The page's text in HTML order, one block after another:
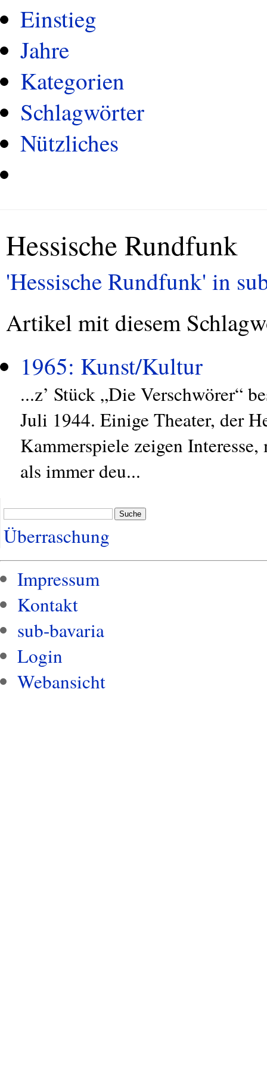
Einstieg
Jahre
Kategorien
Schlagwörter
Nützliches
Hessische Rundfunk
'Hessische Rundfunk' in
Artikel mit diesem
1965: Kunst/Kultur
...z’ Stück „Die Verschwörer“
Juli 1944. Einige Theater, der
Kammerspiele zeigen
als immer deu...
Suche
Überraschung
Impressum
Kontakt
sub-bavaria
Login
Webansicht